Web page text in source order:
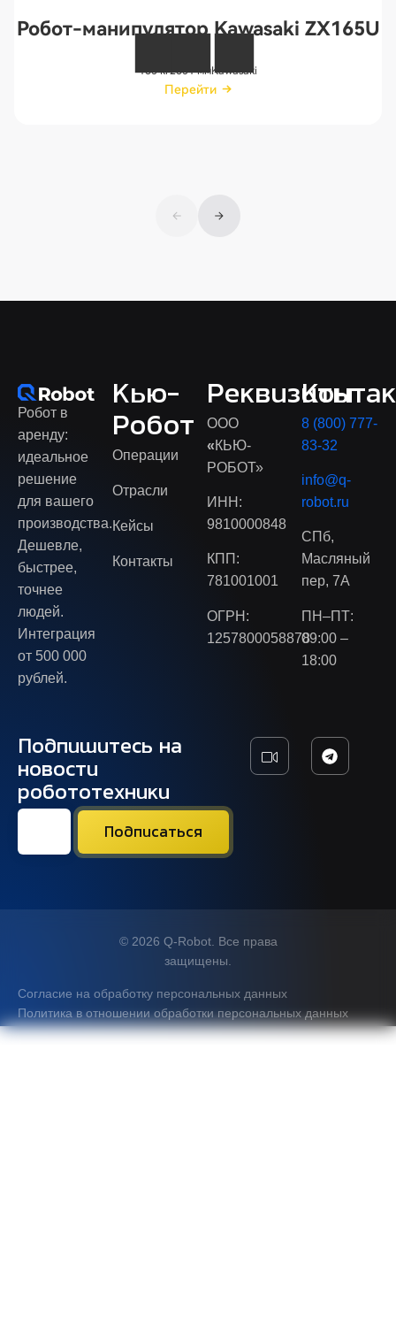
Робот-манипулятор Kawasaki ZX165U
165 кг2651 ммKawasaki
Перейти
Робот в
аренду:
идеальное
решение
для вашего
производства.
Дешевле,
быстрее,
точнее
людей.
Интеграция
от 500 000
рублей.
Кью-
Робот
Операции
Отрасли
Кейсы
Контакты
Реквизиты
ООО
«КЬЮ-
РОБОТ»
ИНН:
9810000848
КПП:
781001001
ОГРН:
1257800058878
8 (800) 777-
83-32
info@q-
robot.ru
СПб,
Масляный
пер, 7А
ПН–ПТ:
09:00 –
18:00
Подпишитесь на
новости
робототехники
© 2026 Q-Robot. Все права
защищены.
Согласие на обработку персональных данных
Политика в отношении обработки персональных данных